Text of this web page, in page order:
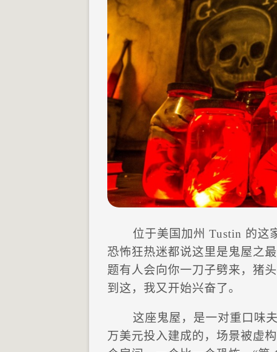
位于美国加州 Tustin 的这
恐怖狂热迷都说这里是鬼屋之
题有人会向你一刀子劈来，猪
到这，我又开始兴奋了。
这座鬼屋，是一对重口味
万美元投入建成的，场景被虚